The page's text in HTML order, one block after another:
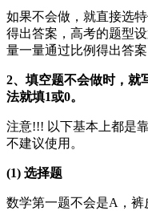
如果不会做，就直接选
得出答案，高考的题型
量一量通过比例得出答
2、填空题不会做时，就
法就填1或0。
注意!!! 以下基本上都是
不建议使用。
(1) 选择题
数学第一题不会是A，